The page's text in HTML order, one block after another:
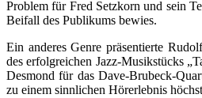
Problem für Fred Setzkorn und sein
Beifall des Publikums bewies.
Ein anderes Genre präsentierte
des erfolgreichen Jazz-Musikstücks
Desmond für das Dave-Brubeck-
zu einem sinnlichen Hörerlebnis